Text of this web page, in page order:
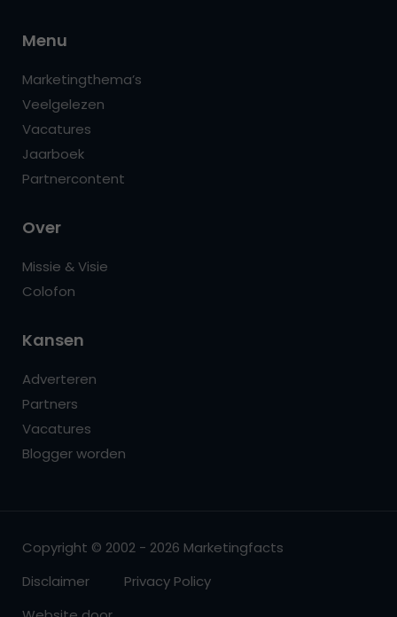
Menu
Marketingthema’s
Veelgelezen
Vacatures
Jaarboek
Partnercontent
Over
Missie & Visie
Colofon
Kansen
Adverteren
Partners
Vacatures
Blogger worden
Copyright © 2002 - 2026 Marketingfacts
Disclaimer
Privacy Policy